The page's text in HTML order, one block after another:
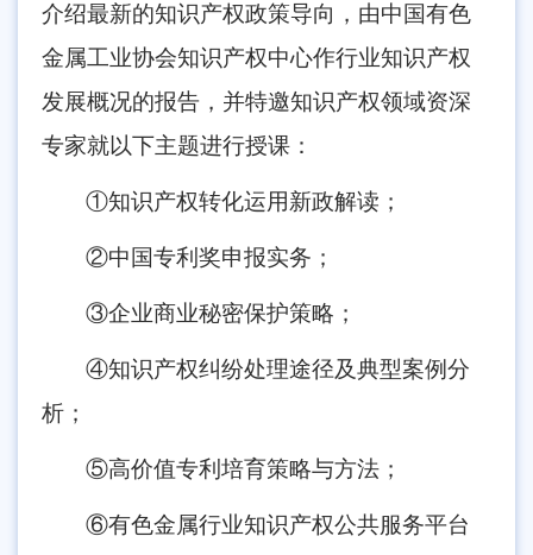
介绍最新的知识产权政策导向，由中国有色
金属工业协会知识产权中心作行业知识产权
发展概况的报告，并特邀知识产权领域资深
专家就以下主题进行授课：
①知识产权转化运用新政解读；
②中国专利奖申报实务；
③企业商业秘密保护策略；
④知识产权纠纷处理途径及典型案例分
析；
⑤高价值专利培育策略与方法；
⑥有色金属行业知识产权公共服务平台